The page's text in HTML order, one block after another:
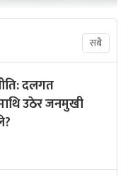
सबै
दलगत
उठेर जनमुखी